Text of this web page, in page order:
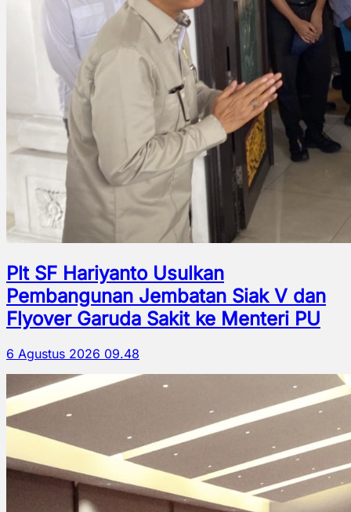
Plt SF Hariyanto Usulkan
Pembangunan Jembatan Siak V dan
Flyover Garuda Sakit ke Menteri PU
6 Agustus 2026 09.48